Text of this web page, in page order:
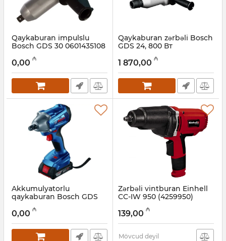
Qaykaburan impulslu
Bosch GDS 30 0601435108
017027014
0,00 ₼
Qaykaburan zərbəli Bosch
GDS 24, 800 Вт
Artikul: 017027018
1 870,00 ₼
Akkumulyatorlu
qaykaburan Bosch GDS
Artikul:
0,00 ₼
Zərbəli vintburan Einhell
CC-IW 950 (4259950)
017027012
139,00 ₼
Mövcud deyil